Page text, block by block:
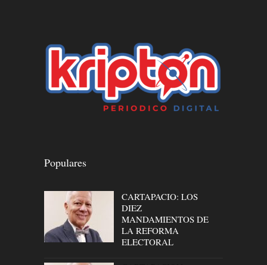
Populares
CARTAPACIO: LOS
DIEZ
MANDAMIENTOS DE
LA REFORMA
ELECTORAL